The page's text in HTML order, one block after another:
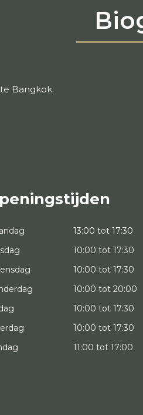
Bangkok.
13:00 tot 17:30
10:00 tot 17:30
10:00 tot 17:30
10:00 tot 20:00
10:00 tot 17:30
10:00 tot 17:30
11:00 tot 17:00